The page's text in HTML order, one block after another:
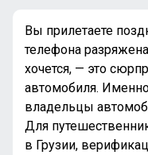
Вы прилетаете
телефона
хочется, — это
автомобиля.
владельцы
Для
в Грузии,